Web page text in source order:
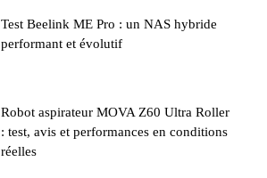
Test Beelink ME Pro : un NAS hybride
performant et évolutif
Robot aspirateur MOVA Z60 Ultra Roller
: test, avis et performances en conditions
réelles